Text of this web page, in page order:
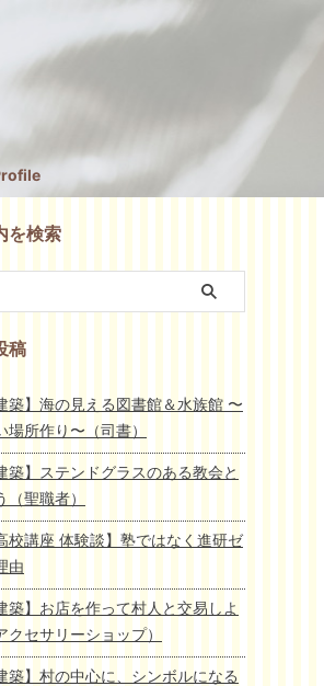
を検索
稿
築】海の見える図書館＆水族館 〜
場所作り〜（司書）
築】ステンドグラスのある教会と
聖職者）
校講座 体験談】塾ではなく進研ゼ
由
築】お店を作って村人と交易しよ
クセサリーショップ）
築】村の中心に、シンボルになる